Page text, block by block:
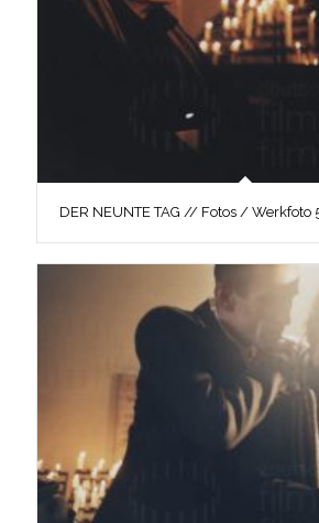
DER NEUNTE TAG // Fotos / Werkfoto